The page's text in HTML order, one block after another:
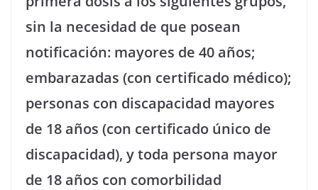
sin la necesidad de que posean
notificación: mayores de 40 años;
embarazadas (con certificado médico);
personas con discapacidad mayores
de 18 años (con certificado único de
discapacidad), y toda persona mayor
de 18 años con comorbilidad